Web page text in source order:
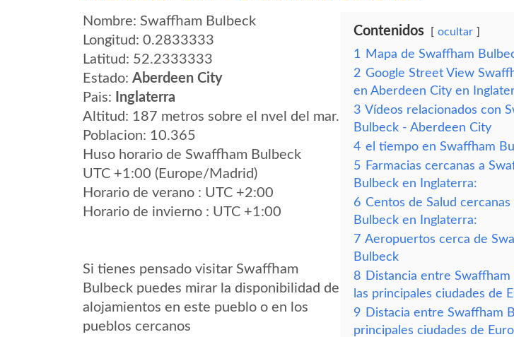
Nombre: Swaffham Bulbeck
Longitud: 0.2833333
Latitud: 52.2333333
Estado: Aberdeen City
Pais:
Inglaterra
Altitud: 187 metros sobre el nvel del mar.
Poblacion: 10.365
Huso horario de Swaffham Bulbeck
UTC +1:00 (Europe/Madrid)
Horario de verano : UTC +2:00
Horario de invierno : UTC +1:00
Si tienes pensado visitar Swaffham
Bulbeck puedes mirar la disponibilidad de
alojamientos en este pueblo o en los
pueblos cercanos
Contenidos ocultar
1
Mapa de Swaffham
2 Google Street View
en Aberdeen City en
3 Vídeos relacionados con
Bulbeck - Aberdeen City
4 el tiempo en Swaffham
5 Farmacias cercanas a
Bulbeck en Inglaterra:
6 Centos de Salud cercanas
Bulbeck en Inglaterra:
7 Aeropuertos cerca de
Bulbeck
8 Distancia entre
las principales ciudades de
9 Distacia entre Swaffham
principales ciudades de